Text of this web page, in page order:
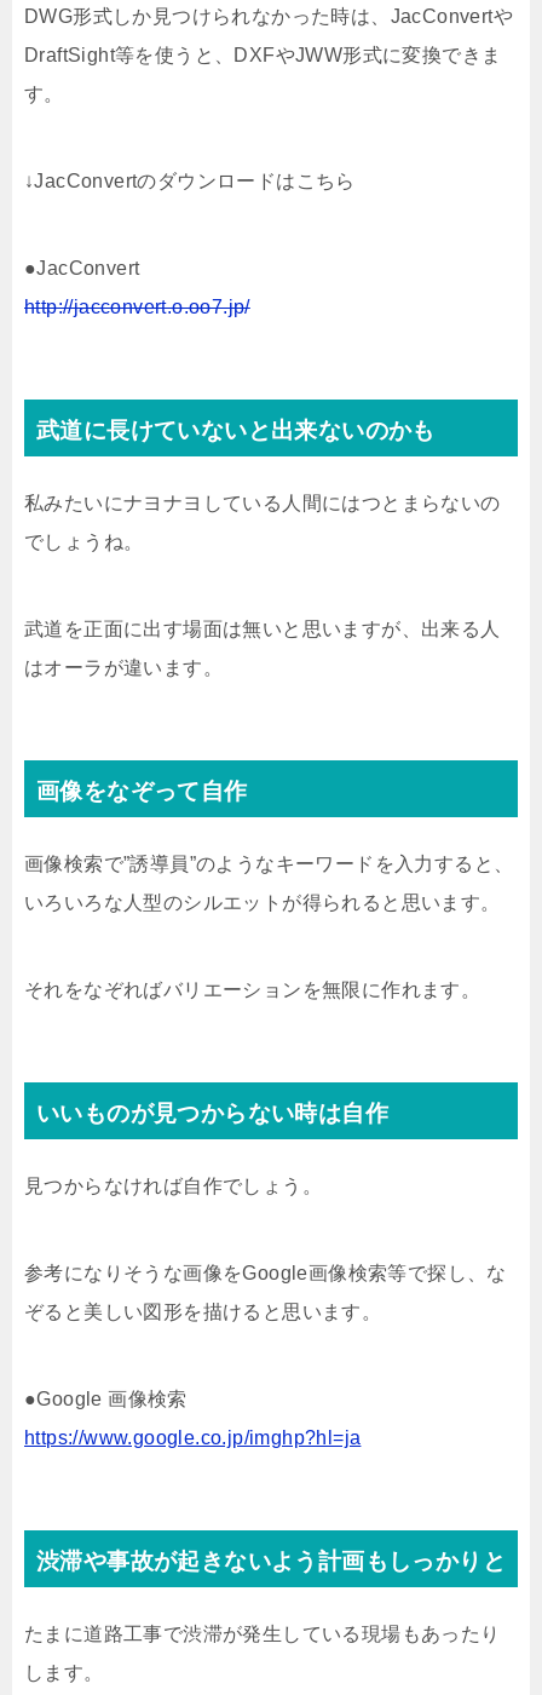
DWG形式しか見つけられなかった時は、JacConvertや
DraftSight等を使うと、DXFやJWW形式に変換できま
す。
↓JacConvertのダウンロードはこちら
●JacConvert
http://jacconvert.o.oo7.jp/
武道に長けていないと出来ないのかも
私みたいにナヨナヨしている人間にはつとまらないの
でしょうね。
武道を正面に出す場面は無いと思いますが、出来る人
はオーラが違います。
画像をなぞって自作
画像検索で”誘導員”のようなキーワードを入力すると、
いろいろな人型のシルエットが得られると思います。
それをなぞればバリエーションを無限に作れます。
いいものが見つからない時は自作
見つからなければ自作でしょう。
参考になりそうな画像をGoogle画像検索等で探し、な
ぞると美しい図形を描けると思います。
●Google 画像検索
https://www.google.co.jp/imghp?hl=ja
渋滞や事故が起きないよう計画もしっかりと
たまに道路工事で渋滞が発生している現場もあったり
します。